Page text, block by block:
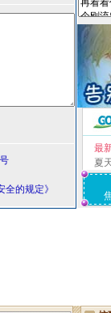
的规定》
最
夏